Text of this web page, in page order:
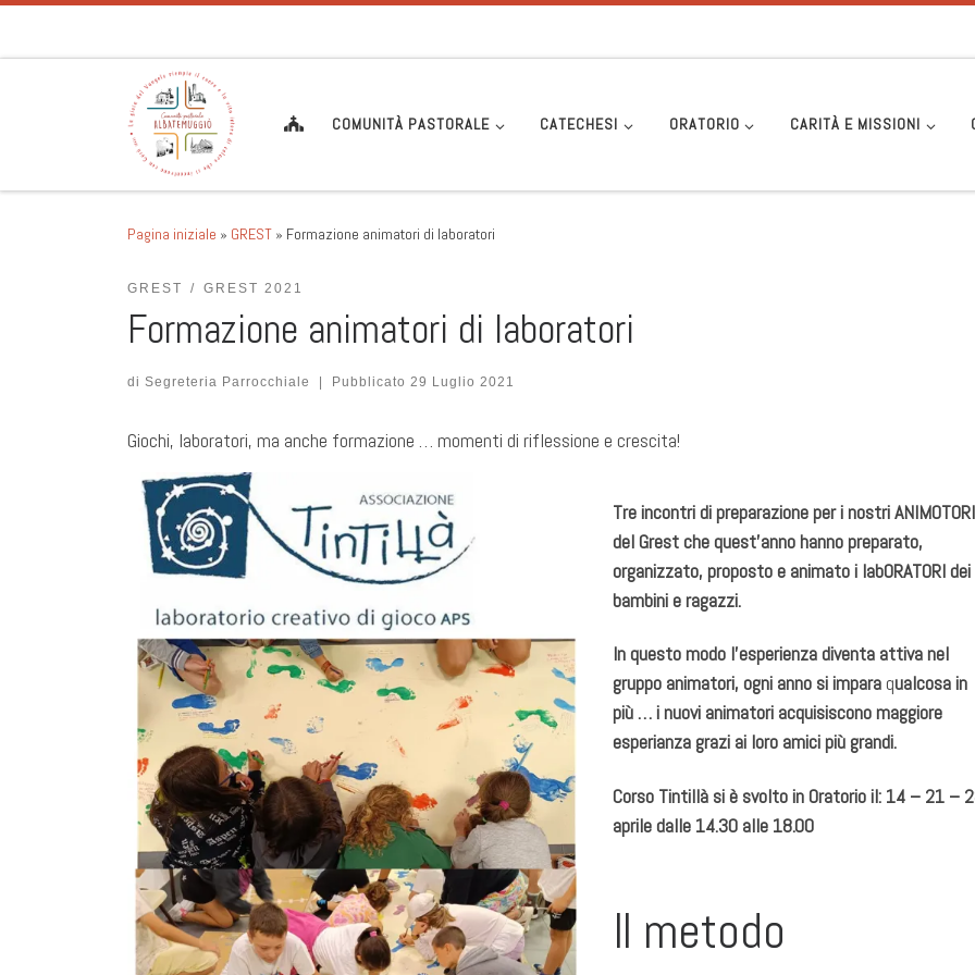
COMUNITÀ PASTORALE CATECHESI ORATORIO CARITÀ E MISSIONI
Pagina iniziale » GREST » Formazione animatori di laboratori
GREST GREST 2021
Formazione animatori di laboratori
di Segreteria Parrocchiale Pubblicato 29 Luglio 2021
Giochi, laboratori, ma anche formazione … momenti di riflessione e crescita!
Tre incontri di preparazione per i nostri ANIMOTORI
del Grest che quest’anno hanno preparato,
organizzato, proposto e animato i labORATORI dei
bambini e ragazzi.
In questo modo l’esperienza diventa attiva nel
gruppo animatori, ogni anno si imparaqualcosa in
più … i nuovi animatori acquisiscono maggiore
esperianza grazi ai loro amici più grandi.
Corso Tintillà si è svolto in Oratorio il: 14 – 21 –
aprile dalle 14.30 alle 18.00
Il metodo